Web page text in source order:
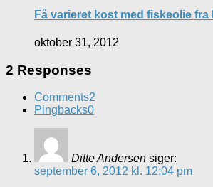
Få varieret kost med fiskeolie fra
oktober 31, 2012
2 Responses
Comments2
Pingbacks0
Ditte Andersen siger:
september 6, 2012 kl. 12:04 pm